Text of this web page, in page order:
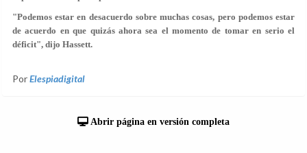
"Podemos estar en desacuerdo sobre muchas cosas, pero podemos estar
de acuerdo en que quizás ahora sea el momento de tomar en serio el
déficit", dijo Hassett.
PorElespiadigital
Abrir página en versión completa